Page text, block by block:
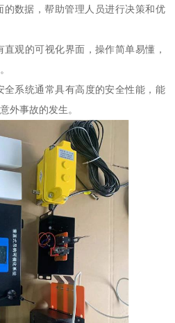
数据，帮助管理人员进行决策和优
观的可视化界面，操作简单易懂，
全系统通常具有高度的安全性能，能
外事故的发生。